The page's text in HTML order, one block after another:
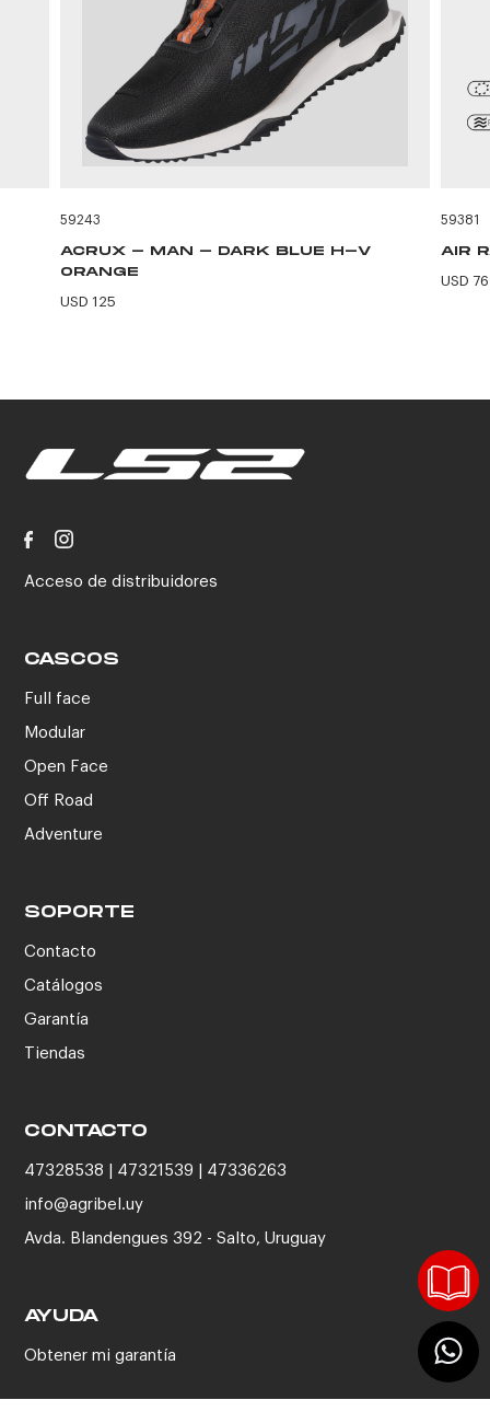
59243
ACRUX - MAN - DARK BLUE H-V
ORANGE
USD 125
59381
AIR
USD 76
Acceso de distribuidores
CASCOS
Full face
Modular
Open Face
Off Road
Adventure
SOPORTE
Contacto
Catálogos
Garantía
Tiendas
CONTACTO
47328538 | 47321539 | 47336263
info@agribel.uy
Avda. Blandengues 392 - Salto, Uruguay
AYUDA
Obtener mi garantía